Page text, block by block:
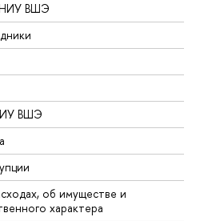
НИУ ВШЭ
ВШЭ
об имуществе и
характера